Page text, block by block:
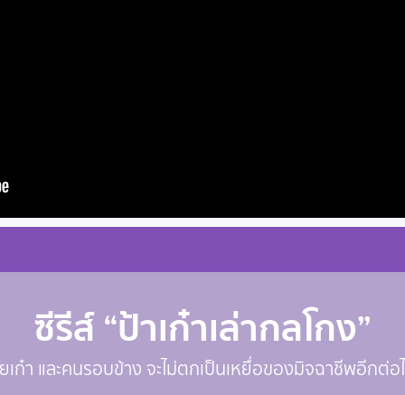
ซีรีส์ “ป้าเก๋าเล่ากลโกง”
เก๋า และคนรอบข้าง จะไม่ตกเป็นเหยื่อของมิจฉาชีพอีกต่อ